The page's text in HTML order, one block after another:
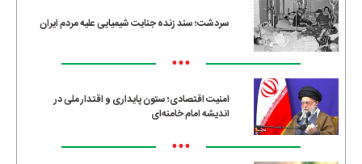
سردشت؛ سند زنده جنایت شیمیایی علیه مردم ایران
•••
امنیت اقتصادی؛ ستون پایداری و اقتدار ملی در
اندیشه امام خامنه‌ای
•••